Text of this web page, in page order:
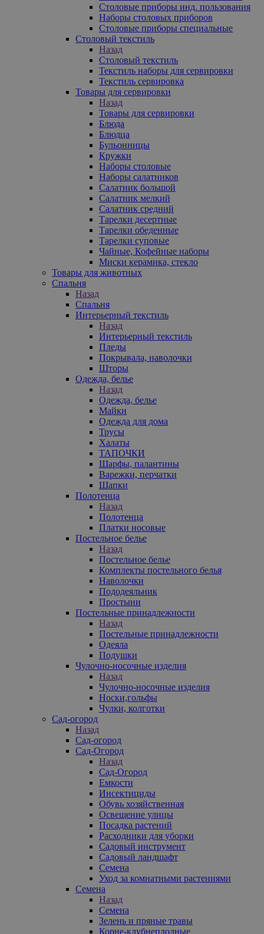
Столовые приборы инд. пользования
Наборы столовых приборов
Столовые приборы специальные
Столовый текстиль
Назад
Столовый текстиль
Текстиль наборы для сервировки
Текстиль сервировка
Товары для сервировки
Назад
Товары для сервировки
Блюда
Блюдца
Бульонницы
Кружки
Наборы столовые
Наборы салатников
Салатник большой
Салатник мелкий
Салатник средний
Тарелки десертные
Тарелки обеденные
Тарелки суповые
Чайные, Кофейные наборы
Миски керамика, стекло
Товары для животных
Спальня
Назад
Спальня
Интерьерный текстиль
Назад
Интерьерный текстиль
Пледы
Покрывала, наволочки
Шторы
Одежда, белье
Назад
Одежда, белье
Майки
Одежда для дома
Трусы
Халаты
ТАПОЧКИ
Шарфы, палантины
Варежки, перчатки
Шапки
Полотенца
Назад
Полотенца
Платки носовые
Постельное белье
Назад
Постельное белье
Комплекты постельного белья
Наволочки
Пододеяльник
Простыни
Постельные принадлежности
Назад
Постельные принадлежности
Одеяла
Подушки
Чулочно-носочные изделия
Назад
Чулочно-носочные изделия
Носки,гольфы
Чулки, колготки
Сад-огород
Назад
Сад-огород
Сад-Огород
Назад
Сад-Огород
Емкости
Инсектициды
Обувь хозяйственная
Освещение улицы
Посадка растений
Расходники для уборки
Садовый инструмент
Садовый ландшафт
Семена
Уход за комнатными растениями
Семена
Назад
Семена
Зелень и пряные травы
Корне-клубнеплодные